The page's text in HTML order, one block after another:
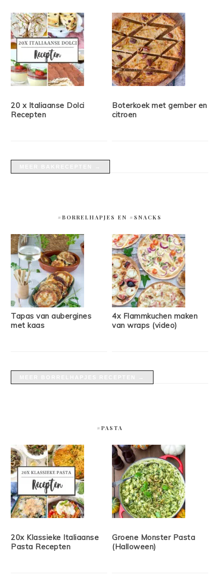
20 x Italiaanse Dolci
Recepten
Boterkoek met gember en
citroen
#BORRELHAPJES EN #SNACKS
Tapas van aubergines
met kaas
4x Flammkuchen maken
van wraps (video)
#PASTA
20x Klassieke Italiaanse
Pasta Recepten
Groene Monster Pasta
(Halloween)